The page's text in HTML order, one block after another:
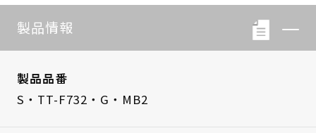
製品情報
製品品番
S・TT-F732・G・MB2